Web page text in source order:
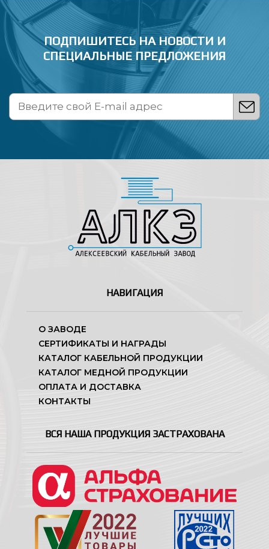
ПОДПИШИТЕСЬ НА НОВОСТИ И
СПЕЦИАЛЬНЫЕ ПРЕДЛОЖЕНИЯ
НАВИГАЦИЯ
О ЗАВОДЕ
СЕРТИФИКАТЫ И НАГРАДЫ
КАТАЛОГ КАБЕЛЬНОЙ ПРОДУКЦИИ
КАТАЛОГ МЕДНОЙ ПРОДУКЦИИ
ОПЛАТА И ДОСТАВКА
КОНТАКТЫ
ВСЯ НАША ПРОДУКЦИЯ ЗАСТРАХОВАНА